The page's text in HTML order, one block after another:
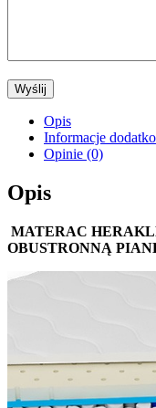
Opis
Informacje
Opinie (0)
Opis
MATERAC
OBUSTRONNĄ